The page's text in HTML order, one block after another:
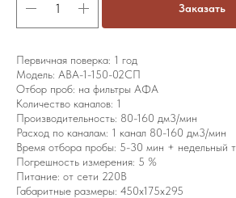
Заказать
Первичная поверка: 1 год
Модель: АВА-1-150-02СП
Отбор проб: на фильтры АФА
Количество каналов: 1
Производительность: 80-160 дм3/мин
Расход по каналам: 1 канал 80-160 дм3/мин
Время отбора пробы: 5-30 мин + недельный
Погрешность измерения: 5 %
Питание: от сети 220В
Габаритные размеры: 450х175х295